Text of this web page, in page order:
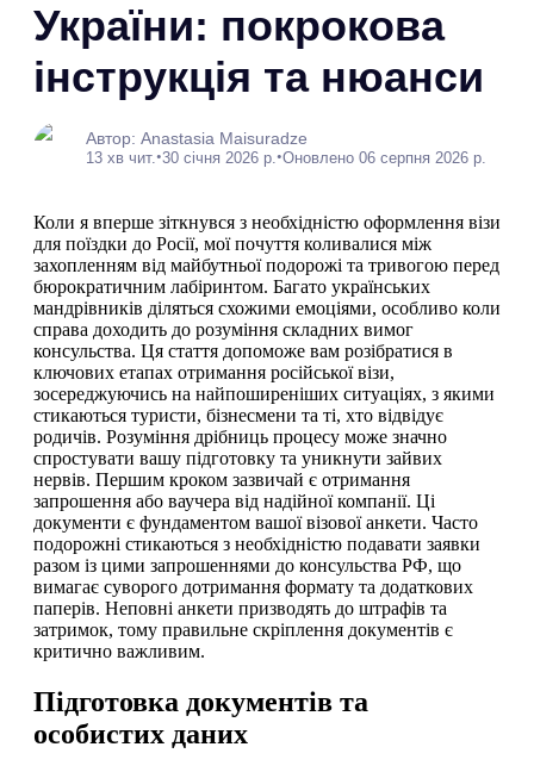
України: покрокова
інструкція та нюанси
Автор: Anastasia Maisuradze
13 хв чит. •30 січня 2026 р. •Оновлено 06 серпня 2026 р.
Коли я вперше зіткнувся з необхідністю оформлення візи
для поїздки до Росії, мої почуття коливалися між
захопленням від майбутньої подорожі та тривогою перед
бюрократичним лабіринтом. Багато українських
мандрівників діляться схожими емоціями, особливо коли
справа доходить до розуміння складних вимог
консульства. Ця стаття допоможе вам розібратися в
ключових етапах отримання російської візи,
зосереджуючись на найпоширеніших ситуаціях, з якими
стикаються туристи, бізнесмени та ті, хто відвідує
родичів. Розуміння дрібниць процесу може значно
спростувати вашу підготовку та уникнути зайвих
нервів. Першим кроком зазвичай є отримання
запрошення або ваучера від надійної компанії. Ці
документи є фундаментом вашої візової анкети. Часто
подорожні стикаються з необхідністю подавати заявки
разом із цими запрошеннями до консульства РФ, що
вимагає суворого дотримання формату та додаткових
паперів. Неповні анкети призводять до штрафів та
затримок, тому правильне скріплення документів є
критично важливим.
Підготовка документів та
особистих даних